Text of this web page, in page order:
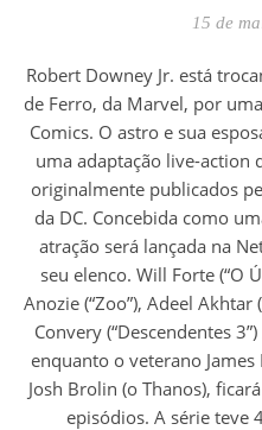
15 de
Robert Downey Jr. está trocando sua armadura do Homem
de Ferro, da Marvel, por
Comics. O astro e sua
uma adaptação live-action
originalmente publicados
da DC. Concebida como
atração será lançada na
seu elenco. Will Forte (“O
Anozie (“Zoo”), Adeel
Convery (“Descendentes
enquanto o veterano James
Josh Brolin (o Thanos),
episódios. A série teve